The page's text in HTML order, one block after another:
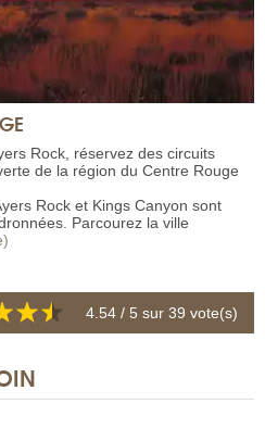
Rock, réservez des circuits
de la région du Centre Rouge
Rock et Kings Canyon sont
Parcourez la ville
4.54 / 5 sur 39 vote(s)